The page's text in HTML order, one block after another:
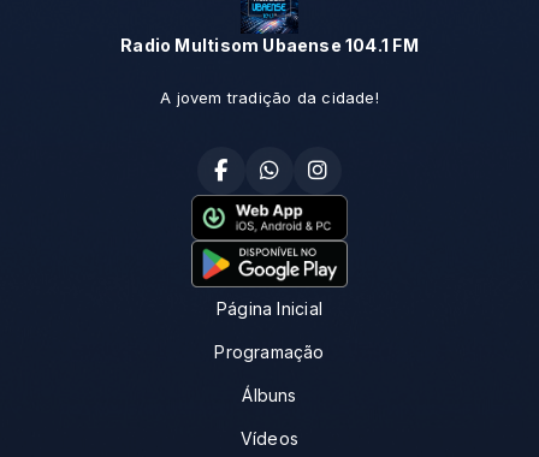
Radio Multisom Ubaense 104.1 FM
A jovem tradição da cidade!
Página Inicial
Programação
Álbuns
Vídeos